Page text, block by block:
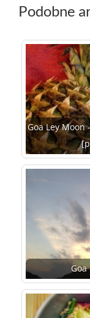
Podobne
Goa Ley Moon
Goa